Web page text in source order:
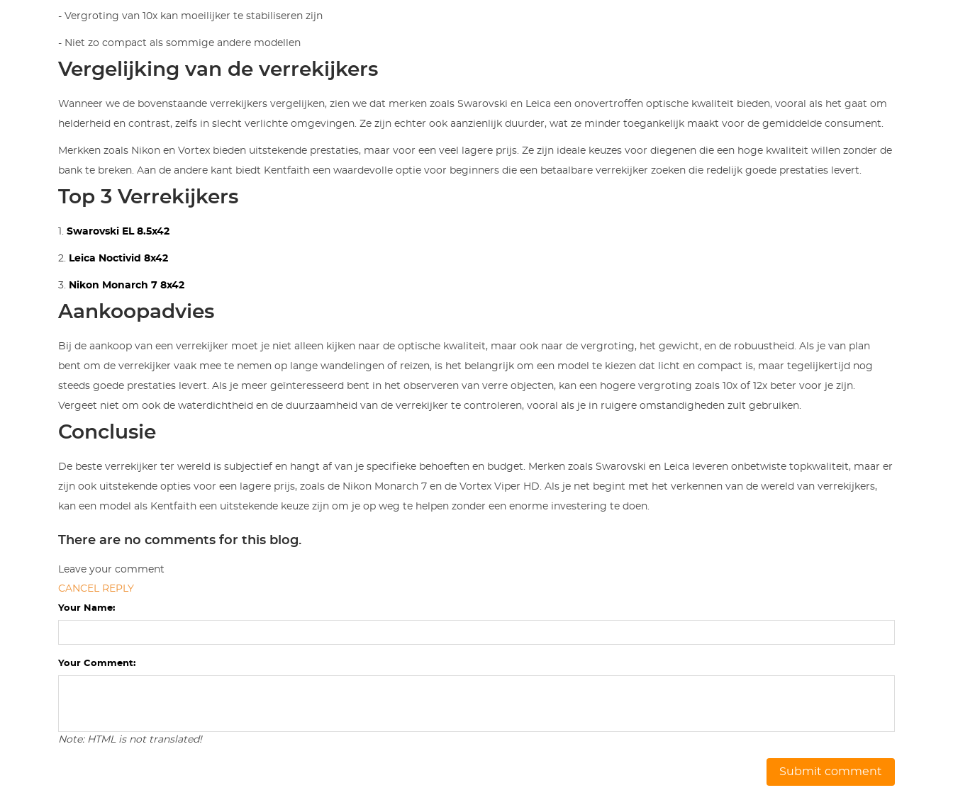
- Vergroting van 10x kan moeilijker te stabiliseren zijn
- Niet zo compact als sommige andere modellen
Vergelijking van de verrekijkers
Wanneer we de bovenstaande verrekijkers vergelijken, zien we dat merken zoals Swarovski en Leica een onovertroffen optische kwaliteit bieden, vooral als het gaat om
helderheid en contrast, zelfs in slecht verlichte omgevingen. Ze zijn echter ook aanzienlijk duurder, wat ze minder toegankelijk maakt voor de gemiddelde consument.
Merkken zoals Nikon en Vortex bieden uitstekende prestaties, maar voor een veel lagere prijs. Ze zijn ideale keuzes voor diegenen die een hoge kwaliteit willen zonder de
bank te breken. Aan de andere kant biedt Kentfaith een waardevolle optie voor beginners die een betaalbare verrekijker zoeken die redelijk goede prestaties levert.
Top 3 Verrekijkers
1.Swarovski EL 8.5x42
2. Leica Noctivid 8x42
3. Nikon Monarch 7 8x42
Aankoopadvies
Bij de aankoop van een verrekijker moet je niet alleen kijken naar de optische kwaliteit, maar ook naar de vergroting, het gewicht, en de robuustheid. Als je van plan
bent om de verrekijker vaak mee te nemen op lange wandelingen of reizen, is het belangrijk om een model te kiezen dat licht en compact is, maar tegelijkertijd nog
steeds goede prestaties levert. Als je meer geïnteresseerd bent in het observeren van verre objecten, kan een hogere vergroting zoals 10x of 12x beter voor je zijn.
Vergeet niet om ook de waterdichtheid en de duurzaamheid van de verrekijker te controleren, vooral als je in ruigere omstandigheden zult gebruiken.
Conclusie
De beste verrekijker ter wereld is subjectief en hangt af van je specifieke behoeften en budget. Merken zoals Swarovski en Leica leveren onbetwiste topkwaliteit, maar er
zijn ook uitstekende opties voor een lagere prijs, zoals de Nikon Monarch 7 en de Vortex Viper HD. Als je net begint met het verkennen van de wereld van verrekijkers,
kan een model als Kentfaith een uitstekende keuze zijn om je op weg te helpen zonder een enorme investering te doen.
There are no comments for this blog.
Leave your comment
CANCEL REPLY
Your Name:
Your Comment:
Note: HTML is not translated!
Submit comment